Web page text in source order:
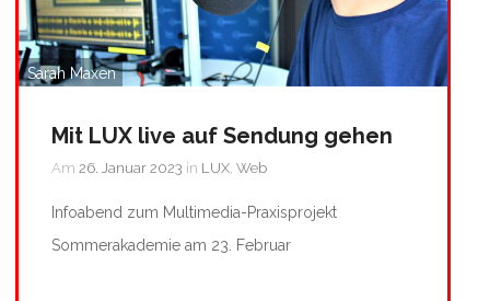
Sarah Maxen
Mit LUX live auf Sendung gehen
Am 26. Januar 2023 in LUX, Web
Infoabend zum Multimedia-Praxisprojekt
Sommerakademie am 23. Februar